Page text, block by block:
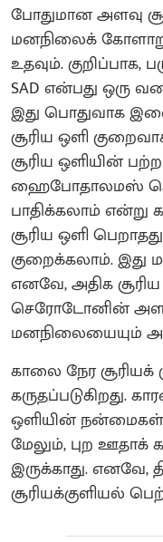
போதுமான அளவு
மனநிலைக்
உதவும். குறிப்பாக,
SAD என்பது ஒரு
இது பொதுவாக
சூரிய ஒளி
சூரிய ஒளியின்
ஹைபோதாலமஸ்
பாதிக்கலாம் என்று
சூரிய ஒளி
குறைக்கலாம். இது
எனவே, அதிக
செரோடோனின்
மனநிலையையும்
காலை நேர சூரியக்
கருதப்படுகிறது.
ஒளியின் நன்மைகள்
மேலும், புற ஊதாக்
இருக்காது. எனவே,
சூரியக்குளியல்